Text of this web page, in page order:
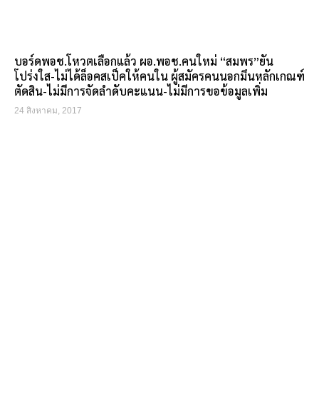
บอร์ดพอช.โหวตเลือกแล้ว ผอ.พอช.คนใหม่ “สมพร”ยัน
โปร่งใส-ไม่ได้ล็อคสเป็คให้คนใน ผู้สมัครคนนอกมึนหลักเกณฑ์
ตัดสิน-ไม่มีการจัดลำดับคะแนน-ไม่มีการขอข้อมูลเพิ่ม
24 สิงหาคม, 2017